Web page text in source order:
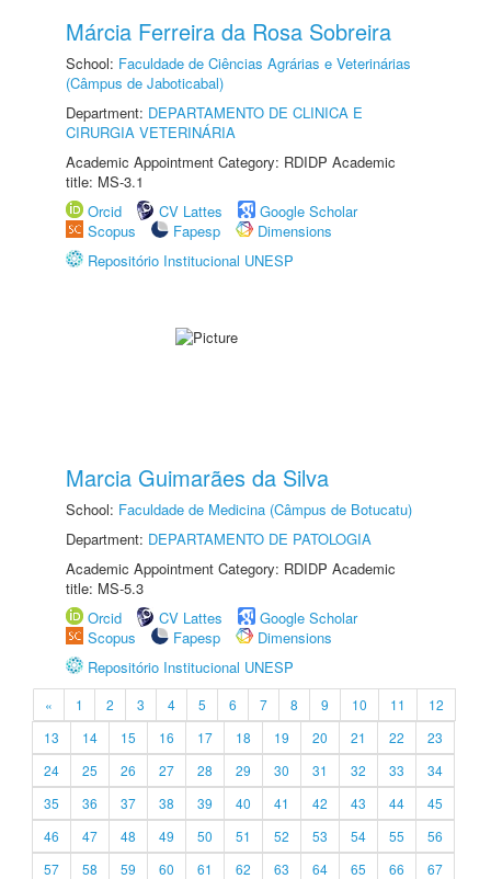
Márcia Ferreira da Rosa Sobreira
School: Faculdade de Ciências Agrárias e Veterinárias
(Câmpus de Jaboticabal)
Department: DEPARTAMENTO DE CLINICA E
CIRURGIA VETERINÁRIA
Academic Appointment Category: RDIDP Academic
title: MS-3.1
Orcid
CV Lattes
Google Scholar
Scopus
Fapesp
Dimensions
Repositório Institucional UNESP
Marcia Guimarães da Silva
School: Faculdade de Medicina (Câmpus de Botucatu)
Department: DEPARTAMENTO DE PATOLOGIA
Academic Appointment Category: RDIDP Academic
title: MS-5.3
Orcid
CV Lattes
Google Scholar
Scopus
Fapesp
Dimensions
Repositório Institucional UNESP
« 1 2 3 4 5 6 7 8 9 10 11
12
13
14 15 16 17 18 19 20 21 22
23
24
25 26 27 28 29 30 31 32 33
34
35
36 37 38 39 40 41 42 43 44
45
46
47 48 49 50 51 52 53 54 55
56
57
58 59 60 61 62 63 64 65 66
67